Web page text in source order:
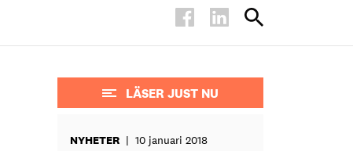
LÄSER JUST NU
NYHETER | 10 januari 2018